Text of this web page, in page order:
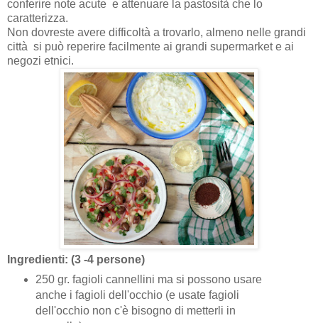
conferire note acute e attenuare la pastosità che lo
caratterizza.
Non dovreste avere difficoltà a trovarlo, almeno nelle grandi
città si può reperire facilmente ai grandi supermarket e ai
negozi etnici.
Ingredienti: (3 -4 persone)
250 gr. fagioli cannellini ma si possono usare
anche i fagioli dell'occhio (e usate fagioli
dell'occhio non c'è bisogno di metterli in